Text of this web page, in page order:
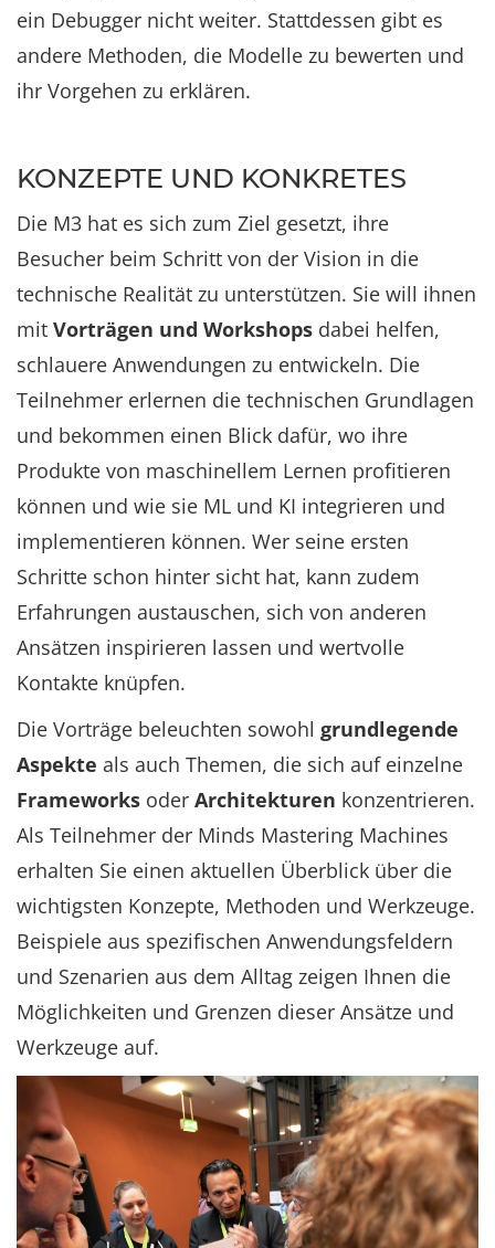
ein Debugger nicht weiter. Stattdessen gibt es
andere Methoden, die Modelle zu bewerten und
ihr Vorgehen zu erklären.
KONZEPTE UND KONKRETES
Die M3 hat es sich zum Ziel gesetzt, ihre
Besucher beim Schritt von der Vision in die
technische Realität zu unterstützen. Sie will ihnen
mit Vorträgen und Workshops dabei helfen,
schlauere Anwendungen zu entwickeln. Die
Teilnehmer erlernen die technischen Grundlagen
und bekommen einen Blick dafür, wo ihre
Produkte von maschinellem Lernen profitieren
können und wie sie ML und KI integrieren und
implementieren können. Wer seine ersten
Schritte schon hinter sicht hat, kann zudem
Erfahrungen austauschen, sich von anderen
Ansätzen inspirieren lassen und wertvolle
Kontakte knüpfen.
Die Vorträge beleuchten sowohl grundlegende
Aspekte als auch Themen, die sich auf einzelne
Frameworks oder Architekturen konzentrieren.
Als Teilnehmer der Minds Mastering Machines
erhalten Sie einen aktuellen Überblick über die
wichtigsten Konzepte, Methoden und Werkzeuge.
Beispiele aus spezifischen Anwendungsfeldern
und Szenarien aus dem Alltag zeigen Ihnen die
Möglichkeiten und Grenzen dieser Ansätze und
Werkzeuge auf.